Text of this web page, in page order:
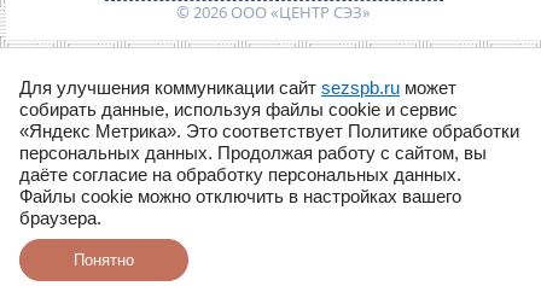
© 2026 ООО «ЦЕНТР СЭЗ»
Для улучшения коммуникации сайт sezspb.ru может
собирать данные, используя файлы cookie и сервис
«Яндекс Метрика». Это соответствует Политике обработки
персональных данных. Продолжая работу с сайтом, вы
даёте согласие на обработку персональных данных.
Файлы cookie можно отключить в настройках вашего
браузера.
Понятно